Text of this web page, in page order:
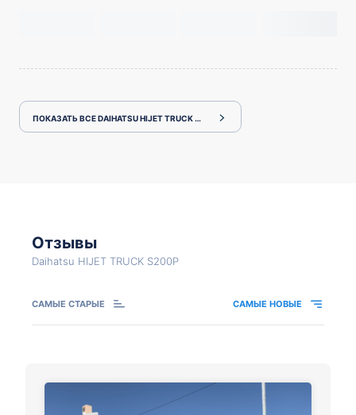
ПОКАЗАТЬ ВСЕ DAIHATSU HIJET TRUCK S200P
Отзывы
Daihatsu HIJET TRUCK S200P
САМЫЕ СТАРЫЕ САМЫЕ НОВЫЕ